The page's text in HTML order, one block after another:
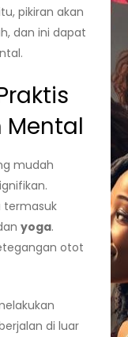
pikiran akan
dan ini dapat
Mental
mudah
termasuk
yoga.
otot
di luar